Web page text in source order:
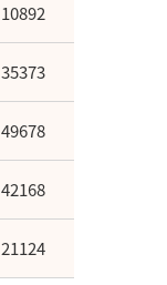
10892
35373
49678
42168
21124